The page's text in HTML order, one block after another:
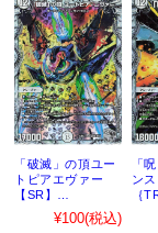
「破滅」の頂ユー
トピアエヴァー
【SR】
｛TR9/TR15｝
［23EX3］
¥100(税込)
「
ンス
｛
［